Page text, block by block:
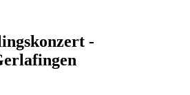
-